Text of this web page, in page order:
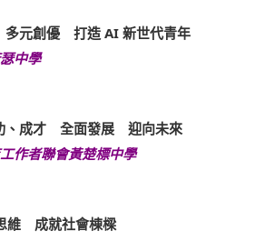
元創優 打造 AI 新世代青年
中學
、成才 全面發展 迎向未來
作者聯會黃楚標中學
維 成就社會棟樑